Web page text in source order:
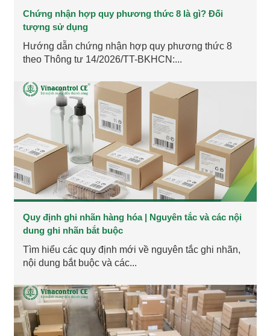
Chứng nhận hợp quy phương thức 8 là gì? Đối
tượng sử dụng
Hướng dẫn chứng nhận hợp quy phương thức 8
theo Thông tư 14/2026/TT-BKHCN:...
Quy định ghi nhãn hàng hóa | Nguyên tắc và các nội
dung ghi nhãn bắt buộc
Tìm hiểu các quy định mới về nguyên tắc ghi nhãn,
nội dung bắt buộc và các...